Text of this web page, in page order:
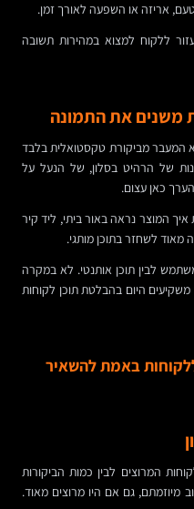
אריזה או השפעה לאורך זמן.
ללקוח למצוא במהירות תשובה
משנים את התמונה
המעבר מביקורת טקסטואלית בלבד
של הרהיט בסלון, של הנעל על
כאן עצום.
המוצר נראה באור ביתי, ליד קיר
לשחזר בתוכן מותגי.
לבין תוכן אותנטי. לא במקרה
משקיעים היום בהבלטת תוכן לקוחות
באמת להשאיר
המרוצים לבין כמות הביקורות
מיוזמתם, גם אם היו מרוצים מאוד.